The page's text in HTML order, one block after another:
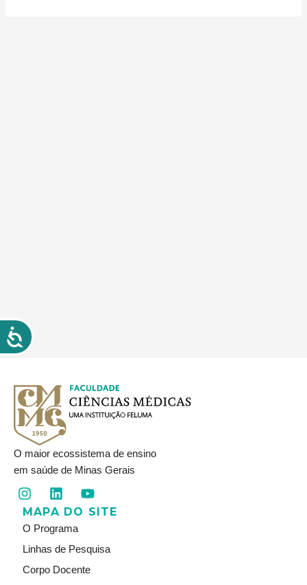
O maior ecossistema de ensino
em saúde de Minas Gerais
I
n
s
t
a
g
r
L
i
n
k
e
d
i
Y
o
u
u
b
e
MAPA DO SITE
O Programa
Linhas de Pesquisa
Corpo Docente